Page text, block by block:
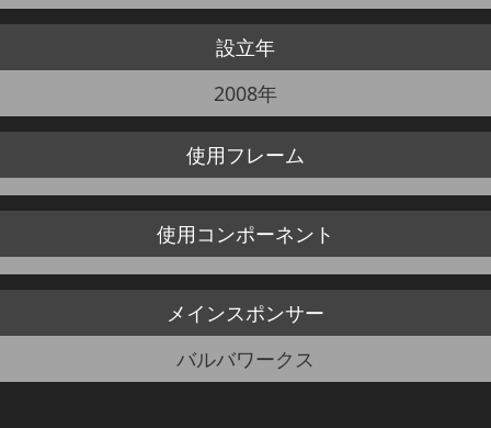
設立年
2008年
使用フレーム
使用コンポーネント
メインスポンサー
バルバワークス